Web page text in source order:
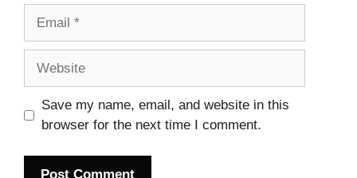
Save my name, email, and website in this
browser for the next time I comment.